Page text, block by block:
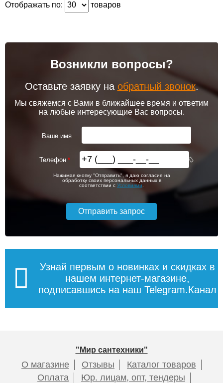
Отображать по:
товаров
Возникли вопросы?
Оставьте заявку на обратный звонок.
Мы свяжемся с Вами в ближайшее время и ответим
на любые интересующие Вас вопросы.
Ваше имя
Телефон
Нажимая кнопку "Отправить", я даю согласие на
обработку своих персональных данных в
соответствии с Условиями
Узнай первым о новинках и скидках в
нашем интернет-магазине,
подписавшись на наш Telegram.Канал
"Мир сантехники"
О магазине Отзывы
Каталог товаров
Оплата
Юр. лицам, опт, тендеры